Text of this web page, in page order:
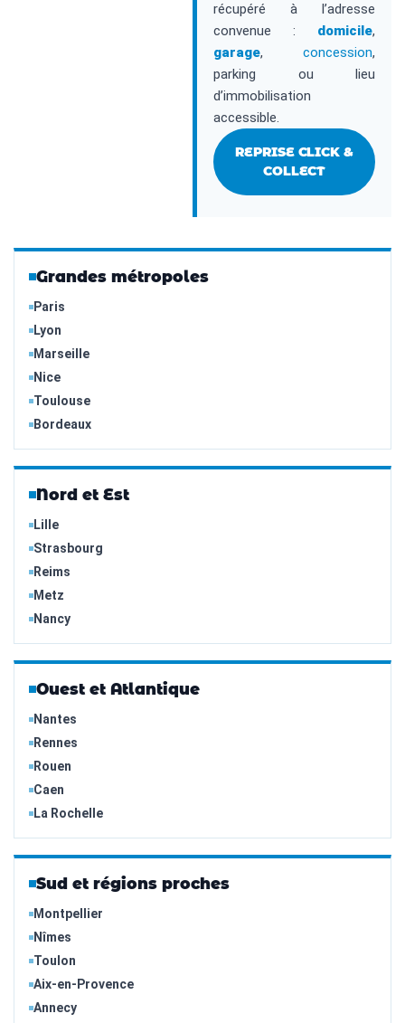
récupéré à l’adresse
convenue : domicile,
garage, concession,
parking ou lieu
d’immobilisation
accessible.
REPRISE CLICK &
COLLECT
Grandes métropoles
Paris
Lyon
Marseille
Nice
Toulouse
Bordeaux
Nord et Est
Lille
Strasbourg
Reims
Metz
Nancy
Ouest et Atlantique
Nantes
Rennes
Rouen
Caen
La Rochelle
Sud et régions proches
Montpellier
Nîmes
Toulon
Aix-en-Provence
Annecy